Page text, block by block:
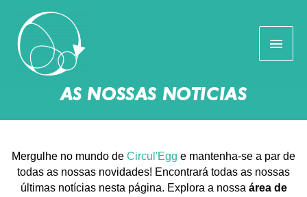
AS NOSSAS NOTÍCIAS
Mergulhe no mundo de Circul'Egg e mantenha-se a par de
todas as nossas novidades! Encontrará todas as nossas
últimas notícias nesta página. Explora a nossa área de